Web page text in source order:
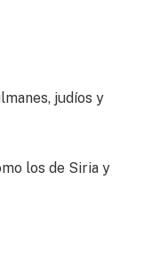
judíos y
los de Siria y